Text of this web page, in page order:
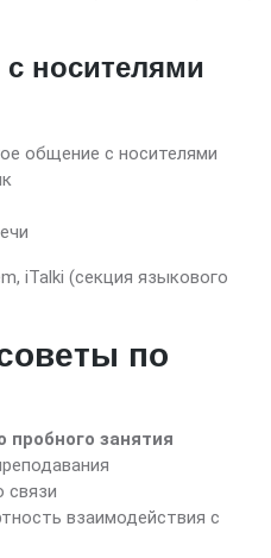
носителями
общение с носителями
iTalki (секция языкового
по
пробного занятия
связи
взаимодействия с